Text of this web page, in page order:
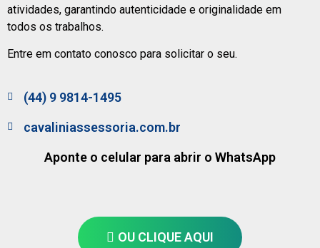
atividades, garantindo autenticidade e originalidade em
todos os trabalhos.
Entre em contato conosco para solicitar o seu.
(44) 9 9814-1495
cavaliniassessoria.com.br
Aponte o celular para abrir o WhatsApp
OU CLIQUE AQUI